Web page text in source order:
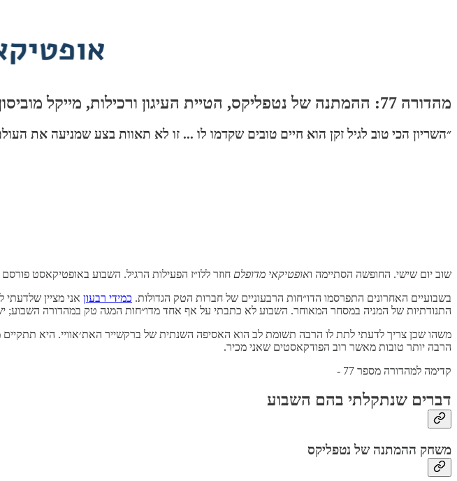
מהדורה 77: ההמתנה של נטפליקס, הטיית העיגון ורכילות, מייקל מוביסון וביל גורלי, להפוך את המשלים לקומודיטי, ארוחת ערב עם צ׳ארלי מאנגר
״השריון הכי טוב לגיל זקן הוא חיים טובים שקדמו לו ... זו לא תאוות בצע שמניעה את
שוב יום שישי. החופשה הסתיימה ואופטיקאי מדופלם חוזר ללו״ז הפעילות הרגיל. השבוע באופטיקאסט פורסם
בשבועיים האחרונים התפרסמו הדו״חות הרבעוניים של חברות הטק הגדולות. כמידי רבעון אני מציין
התנודתיות של המניה במסחר המאוחר. השבוע לא כתבתי על אף אחד מדו״חות המגה טק במהדורה השבוע;
משהו שכן צריך לדעתי לתת לו הרבה תשומת לב הוא האסיפה השנתית של ברקשייר האת׳אוויי. היא תתקיים מחר (שׁבת) ב 16:30
הרבה יותר טובות מאשר רוב הפודקאסטים שאני מכיר.
קדימה למהדורה מספר 77 -
דברים שנתקלתי בהם השבוע
משחק ההמתנה של נטפליקס